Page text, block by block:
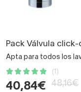
Pack Válvula
Apta para todos los
(1)
40,84€ 48,16€